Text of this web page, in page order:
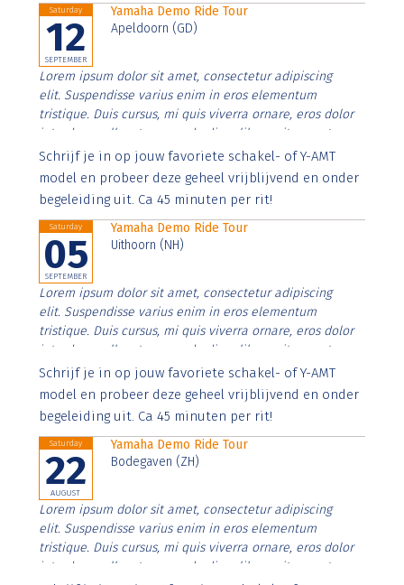
Saturday
12
SEPTEMBER
Yamaha Demo Ride Tour
Apeldoorn (GD)
Lorem ipsum dolor sit amet, consectetur adipiscing
elit. Suspendisse varius enim in eros elementum
tristique. Duis cursus, mi quis viverra ornare, eros dolor
interdum nulla, ut commodo diam libero vitae erat.
Aenean faucibus nibh et justo cursus id rutrum lorem
imperdiet. Nunc ut sem vitae risus tristique posuere.
Schrijf je in op jouw favoriete schakel- of Y-AMT
model en probeer deze geheel vrijblijvend en onder
begeleiding uit. Ca 45 minuten per rit!
Saturday
05
SEPTEMBER
Yamaha Demo Ride Tour
Uithoorn (NH)
Lorem ipsum dolor sit amet, consectetur adipiscing
elit. Suspendisse varius enim in eros elementum
tristique. Duis cursus, mi quis viverra ornare, eros dolor
interdum nulla, ut commodo diam libero vitae erat.
Aenean faucibus nibh et justo cursus id rutrum lorem
imperdiet. Nunc ut sem vitae risus tristique posuere.
Schrijf je in op jouw favoriete schakel- of Y-AMT
model en probeer deze geheel vrijblijvend en onder
begeleiding uit. Ca 45 minuten per rit!
Saturday
22
AUGUST
Yamaha Demo Ride Tour
Bodegaven (ZH)
Lorem ipsum dolor sit amet, consectetur adipiscing
elit. Suspendisse varius enim in eros elementum
tristique. Duis cursus, mi quis viverra ornare, eros dolor
interdum nulla, ut commodo diam libero vitae erat.